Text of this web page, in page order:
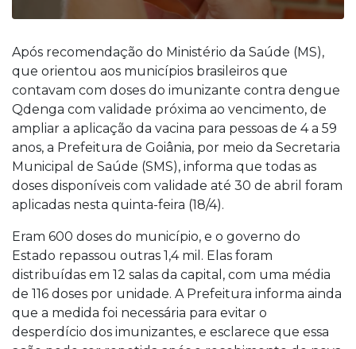
Após recomendação do Ministério da Saúde (MS),
que orientou aos municípios brasileiros que
contavam com doses do imunizante contra dengue
Qdenga com validade próxima ao vencimento, de
ampliar a aplicação da vacina para pessoas de 4 a 59
anos, a Prefeitura de Goiânia, por meio da Secretaria
Municipal de Saúde (SMS), informa que todas as
doses disponíveis com validade até 30 de abril foram
aplicadas nesta quinta-feira (18/4).
Eram 600 doses do município, e o governo do
Estado repassou outras 1,4 mil. Elas foram
distribuídas em 12 salas da capital, com uma média
de 116 doses por unidade. A Prefeitura informa ainda
que a medida foi necessária para evitar o
desperdício dos imunizantes, e esclarece que essa